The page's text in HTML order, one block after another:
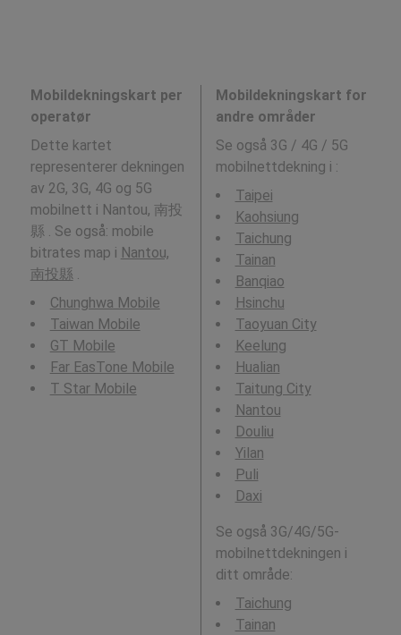
Mobildekningskart per
operatør
Dette kartet
representerer dekningen
av 2G, 3G, 4G og 5G
mobilnett i Nantou, 南投
縣 . Se også: mobile
bitrates map i Nantou,
南投縣.
Chunghwa Mobile
Taiwan Mobile
GT Mobile
Far EasTone Mobile
T Star Mobile
Mobildekningskart for
andre områder
Se også 3G / 4G / 5G
mobilnettdekning i :
Taipei
Kaohsiung
Taichung
Tainan
Banqiao
Hsinchu
Taoyuan City
Keelung
Hualian
Taitung City
Nantou
Douliu
Yilan
Puli
Daxi
Se også 3G/4G/5G-
mobilnettdekningen i
ditt område:
Taichung
Tainan